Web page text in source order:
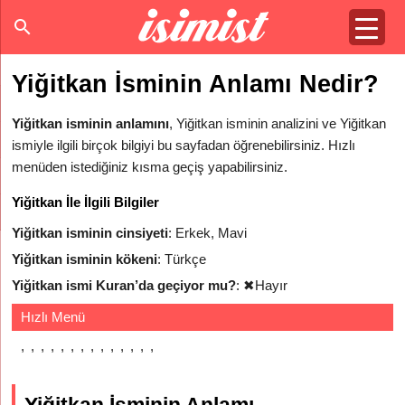
Yiğitkan İsminin Anlamı Nedir?
Yiğitkan isminin anlamını, Yiğitkan isminin analizini ve Yiğitkan
ismiyle ilgili birçok bilgiyi bu sayfadan öğrenebilirsiniz. Hızlı
menüden istediğiniz kısma geçiş yapabilirsiniz.
Yiğitkan İle İlgili Bilgiler
Yiğitkan isminin cinsiyeti: Erkek, Mavi
Yiğitkan isminin kökeni: Türkçe
Yiğitkan ismi Kuran’da geçiyor mu?: ✖Hayır
Hızlı Menü